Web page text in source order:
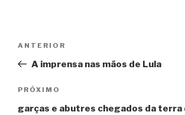
Post
Anterior
ANTERIOR
A imprensa nas mãos de Lula
Próximo
PRÓXIMO
garças e abutres chegados da terra